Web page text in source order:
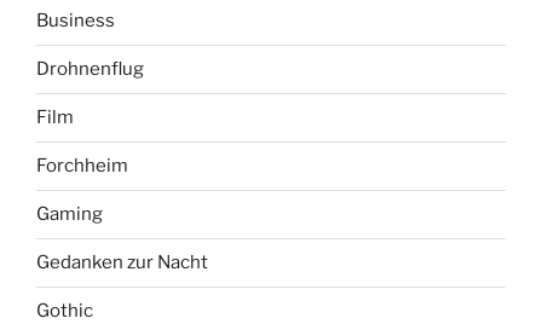
Business
Drohnenflug
Film
Forchheim
Gaming
Gedanken zur Nacht
Gothic